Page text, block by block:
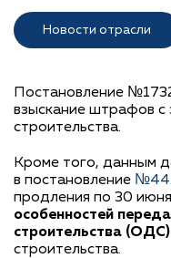
Новости отрасли
Постановление
взыскание штрафов с
строительства.
Кроме того, данным
в постановление
продления по 30
особенностей
строительства (ОДС)
строительства.